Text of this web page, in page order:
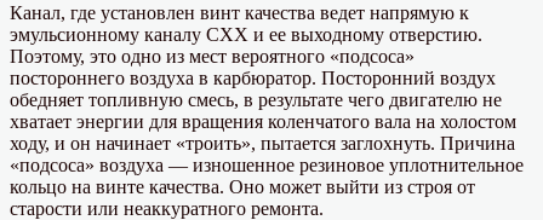
Канал, где установлен винт качества ведет напрямую к
эмульсионному каналу СХХ и ее выходному отверстию.
Поэтому, это одно из мест вероятного «подсоса»
постороннего воздуха в карбюратор. Посторонний воздух
обедняет топливную смесь, в результате чего двигателю не
хватает энергии для вращения коленчатого вала на холостом
ходу, и он начинает «троить», пытается заглохнуть. Причина
«подсоса» воздуха — изношенное резиновое уплотнительное
кольцо на винте качества. Оно может выйти из строя от
старости или неаккуратного ремонта.